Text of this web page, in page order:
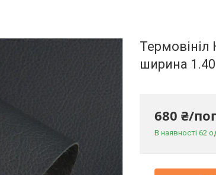
Термовініл
ширина
680 ₴/
В наявності 62